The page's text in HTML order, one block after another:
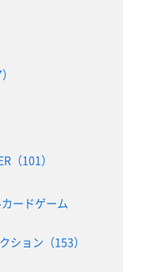
（101）
ードゲーム
ション（153）